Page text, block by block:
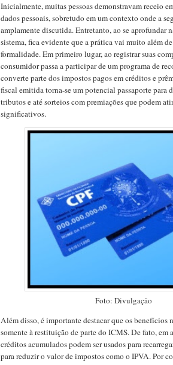
Inicialmente, muitas pessoas demonstravam receio
dados pessoais, sobretudo em um contexto onde a
amplamente discutida. Entretanto, ao se aprofundar
sistema, fica evidente que a prática vai muito além
formalidade. Em primeiro lugar, ao registrar suas
consumidor passa a participar de um programa de
converte parte dos impostos pagos em créditos e
fiscal emitida torna-se um potencial passaporte para
tributos e até sorteios com premiações que podem
significativos.
Foto: Divulgação
Além disso, é importante destacar que os benefícios
somente à restituição de parte do ICMS. De fato, em
créditos acumulados podem ser usados para
para reduzir o valor de impostos como o IPVA. Por